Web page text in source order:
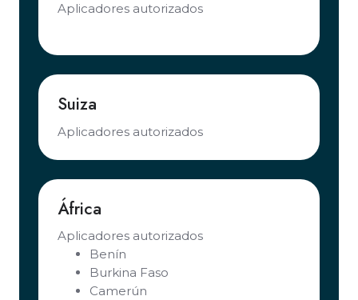
Aplicadores autorizados
Suiza
Aplicadores autorizados
África
Aplicadores autorizados
Benín
Burkina Faso
Camerún